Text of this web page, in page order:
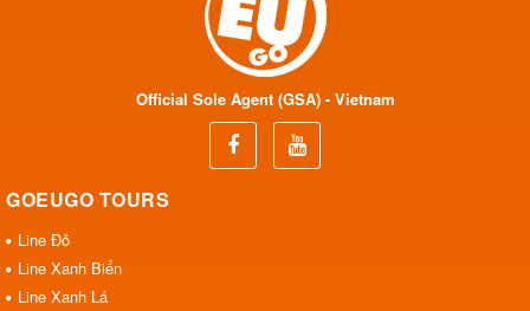
Official Sole Agent (GSA) - Vietnam
GOEUGO TOURS
Line Đỏ
Line Xanh Biển
Line Xanh Lá